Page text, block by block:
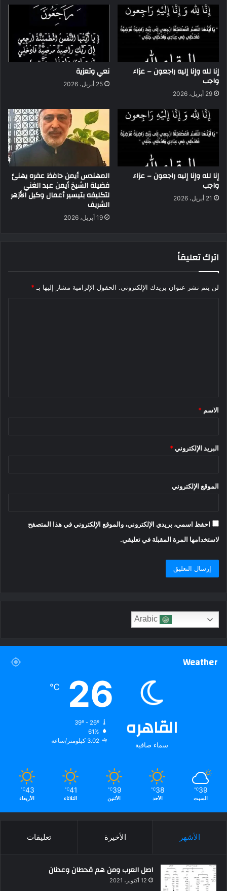
إنا لله وإنا إليه راجعون – عزاء
واجب
29 أبريل، 2026
نعي وتعزية
25 أبريل، 2026
إنا لله وإنا إليه راجعون – عزاء
واجب
21 أبريل، 2026
المهندس أيمن حافظ عفره يهنئ
فضيلة الشيخ أيمن عبد الغني
لتكليفه بتيسير أعمال وكيل الأزهر
الشريف
19 أبريل، 2026
اترك تعليقاً
لن يتم نشر عنوان بريدك الإلكتروني. الحقول الإلزامية مشار إليها بـ *
*
الاسم *
البريد الإلكتروني *
الموقع الإلكتروني
احفظ اسمي، بريدي الإلكتروني، والموقع الإلكتروني في هذا المتصفح
لاستخدامها المرة المقبلة في تعليقي.
Weather
القاهره
سماء صافية
26
℃
39º - 26º
61%
3.02 كيلومتر/ساعة
39
℃
السبت
38
℃
الأحد
39
℃
الأثنين
41
℃
الثلاثاء
43
℃
الأربعاء
الأشهر الأخيرة تعليقات
اصل العرب ومن هم قحطان وعدنان
12 أكتوبر، 2021